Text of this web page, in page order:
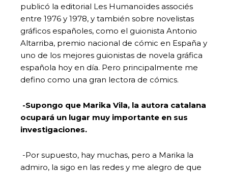
publicó la editorial Les Humanoïdes associés
entre 1976 y 1978, y también sobre novelistas
gráficos españoles, como el guionista Antonio
Altarriba, premio nacional de cómic en España y
uno de los mejores guionistas de novela gráfica
española hoy en día. Pero principalmente me
defino como una gran lectora de cómics.
-Supongo que Marika Vila, la autora catalana
ocupará un lugar muy importante en sus
investigaciones.
-Por supuesto, hay muchas, pero a Marika la
admiro, la sigo en las redes y me alegro de que